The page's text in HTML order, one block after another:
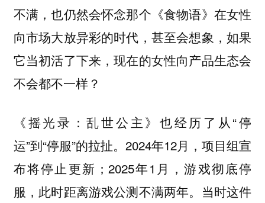
不满，也仍然会怀念那个《食物语》在女性
向市场大放异彩的时代，甚至会想象，如果
它当初活了下来，现在的女性向产品生态会
不会都不一样？
《摇光录：乱世公主》也经历了从“停
运”到“停服”的拉扯。2024年12月，项目组宣
布将停止更新；2025年1月，游戏彻底停
服，此时距离游戏公测不满两年。当时这件